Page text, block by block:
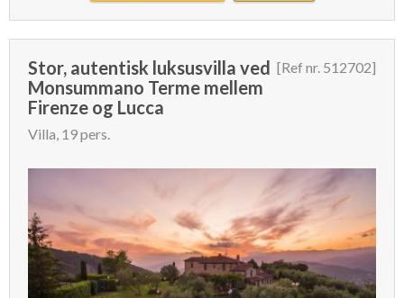
Stor, autentisk luksusvilla ved
Monsummano Terme mellem
Firenze og Lucca
Villa, 19 pers.
[Ref nr. 512702]